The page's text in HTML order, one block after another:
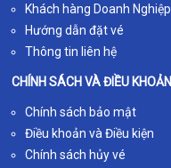
Khách hàng Doanh Nghiệp
Hướng dẫn đặt vé
Thông tin liên hệ
CHÍNH SÁCH VÀ ĐIỀU KHOẢN
Chính sách bảo mật
Điều khoản và Điều kiện
Chính sách hủy vé